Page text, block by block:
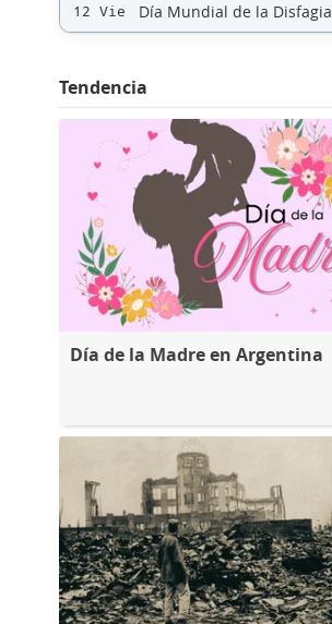
12 Vie Día Mundial de la Disfagia
Tendencia
Día de la Madre en Argentina